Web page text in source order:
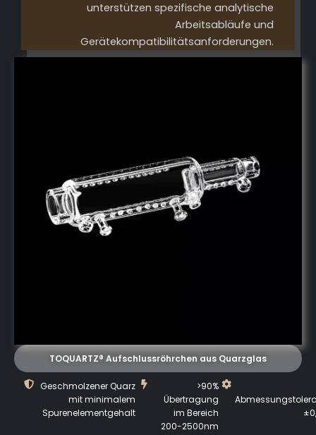
unterstützen spezifische analytische
Arbeitsabläufe und
Gerätekompatibilitätsanforderungen.
TOQUARTZ® Aufschlussröhrchen aus Quarzglas
Geschmolzener Quarz
mit minimalem
Spurenelementgehalt
>90%
Übertragung
im Bereich
200-2500nm